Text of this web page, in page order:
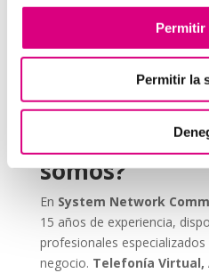
Permitir
Permitir la
ESET NOD 32 ofrece
entornos empresariales, con
administración remota y
este modo, puedes
libres de amenazas.
Grupo-
somos?
En System Network
15 años de experiencia,
profesionales
negocio. Telefonía Virtual,